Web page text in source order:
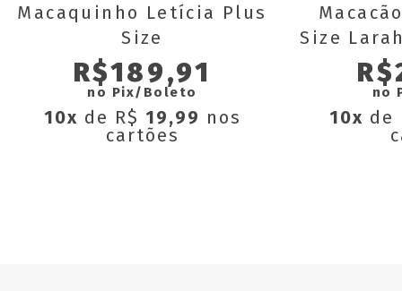
Macaquinho Letícia Plus
Size
R$189,91
no Pix/Boleto
10x de R$ 19,99 nos
cartões
Size
no
10x de